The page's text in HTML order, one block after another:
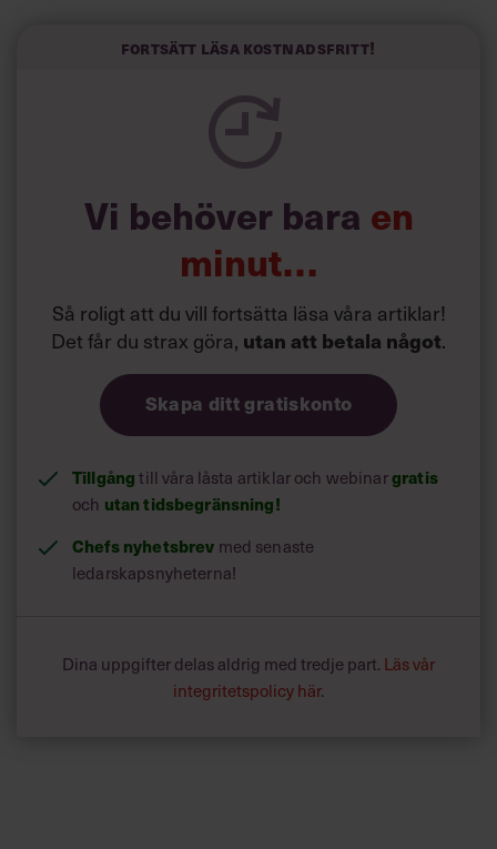
Prenumerera
feedback direkt och kan förbättra dig i vardagen.
Hur vet ni att upplägget fungerar?
”Vi har gjort två pilotstudier på studenter för att testa oss
fram. I den ena deltog 50 Uppsalastudenter som haft olika
kunna köra kursen för chefer i näringslivet.
Fördelen med internetbaserad utbildning är att du når så
många fler än med en traditionell utbildning och appen
gör internetutbildningen inter­aktiv. Med ett knapptryck
matar du in ditt beteende, sedan kan du lägga till
kommentarer och reflektioner. De som vill kan också få
coachning”, säger Oskar Henrikson.
Fortsätt läsa kostnadsfritt!
Vi behöver bara en
minut…
Så roligt att du vill fortsätta läsa våra artiklar!
Det får du strax göra, utan att betala något.
Skapa ditt gratiskonto
Tillgång till våra låsta artiklar och webinargratis
och utan tidsbegränsning!
Chefs nyhetsbrev med senaste
ledarskapsnyheterna!
Dina uppgifter delas aldrig med tredje part. Läs vår
integritetspolicy här.